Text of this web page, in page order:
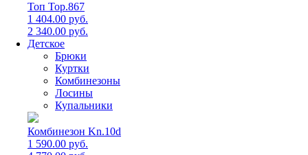
Топ Top.867
1 404.00 руб.
2 340.00 руб.
Детское
Брюки
Куртки
Комбинезоны
Лосины
Купальники
Комбинезон Kn.10d
1 590.00 руб.